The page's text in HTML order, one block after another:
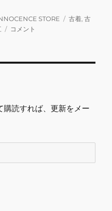
m
bl
ai
l
STORE
タ
古着,古
本
し
コメント
購読すれば、更新をメー